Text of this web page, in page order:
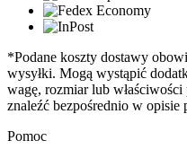
*Podane koszty dostawy
wysyłki. Mogą wystąpić
wagę, rozmiar lub
znaleźć bezpośrednio w opisie
Pomoc